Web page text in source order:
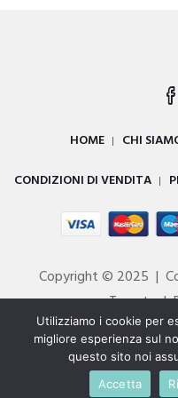
HOME CHI
CONDIZIONI DI VENDITA
Copyright © 2025 |
Taranto |
Utilizziamo i cookie per
migliore esperienza sul
questo sito noi
Accetta